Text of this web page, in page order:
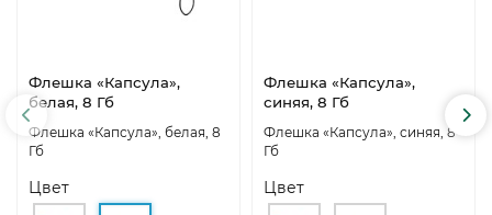
Флешка «Капсула»,
белая, 8 Гб
Флешка «Капсула», белая, 8
Гб
Цвет
Флешка «Капсула»,
синяя, 8 Гб
Флешка «Капсула», синяя, 8
Гб
Цвет